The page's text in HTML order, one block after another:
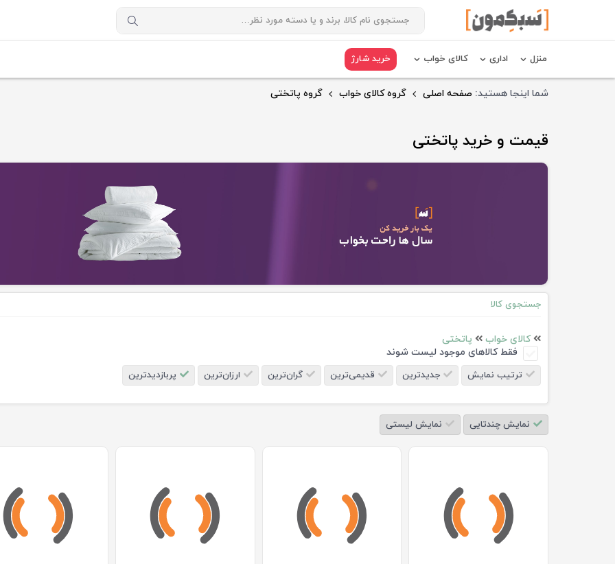
منزل اداری کالای خواب خرید شارژ
شما اینجا هستید: صفحه اصلی گروه کالای خواب گروه پاتختی
قیمت و خرید پاتختی
جستجوی کالا
کالای خواب
پاتختی
فقط کالاهای موجود لیست شوند
ترتیب نمایش جدیدترین قدیمی‌ترین گران‌ترین ارزان‌ترین پربازدیدترین
نمایش چندتایی نمایش لیستی